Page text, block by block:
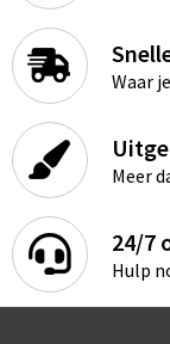
Waar
Meer
24/7
Hulp